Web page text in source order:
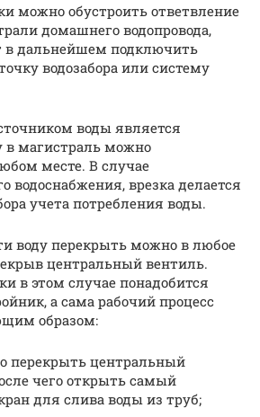
можно обустроить ответвление
домашнего водопровода,
в дальнейшем подключить
водозабора или систему
воды является
в магистраль можно
месте. В случае
водоснабжения, врезка делается
учета потребления воды.
воду перекрыть можно в любое
центральный вентиль.
в этом случае понадобится
а сама рабочий процесс
образом:
перекрыть центральный
чего открыть самый
для слива воды из труб;